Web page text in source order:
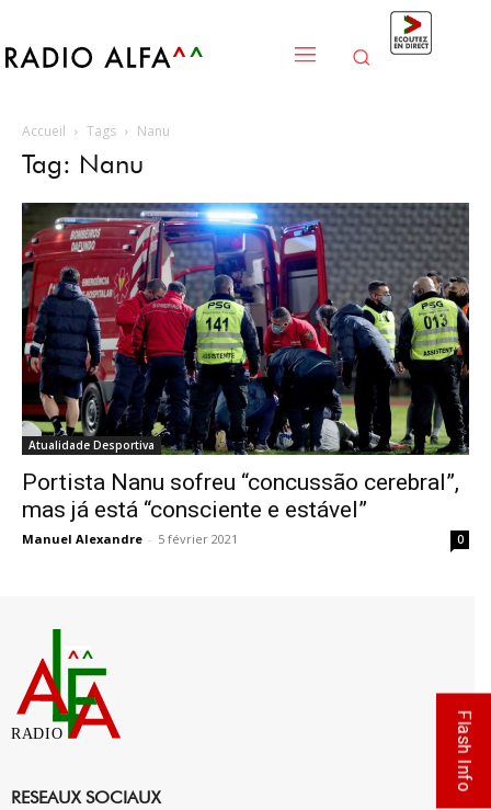
Accueil Tags Nanu
Tag: Nanu
Atualidade Desportiva
Portista Nanu sofreu “concussão cerebral”,
mas já está “consciente e estável”
Manuel Alexandre - 5 février 2021 0
RADIO
RESEAUX SOCIAUX
Flash Info